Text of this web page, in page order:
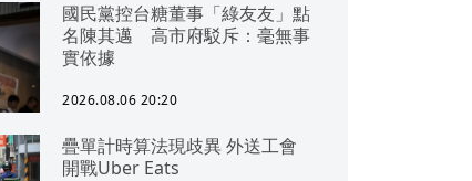
國民黨控台糖董事「綠友友」點
名陳其邁 高市府駁斥：毫無事
實依據
2026.08.06 20:20
疊單計時算法現歧異 外送工會
開戰Uber Eats